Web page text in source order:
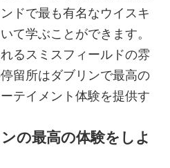
ドで最も有名なウイスキ
て学ぶことができます。
るスミスフィールドの雰
留所はダブリンで最高の
テイメント体験を提供す
の最高の体験をしよ